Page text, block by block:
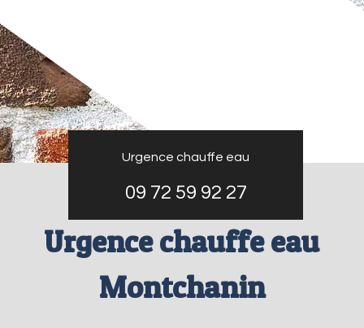
Urgence chauffe eau
09 72 59 92 27
Urgence chauffe eau
Montchanin